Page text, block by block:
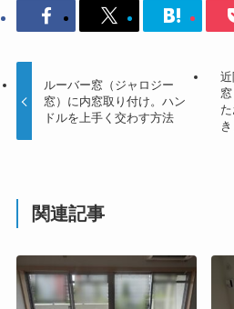
ルーバー窓（ジャロジー
窓）に内窓取り付け。ハン
ドルを上手く交わす方法
関連記事